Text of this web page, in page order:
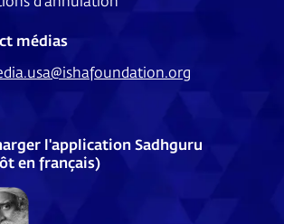
médias
l'application Sadhguru
en français)